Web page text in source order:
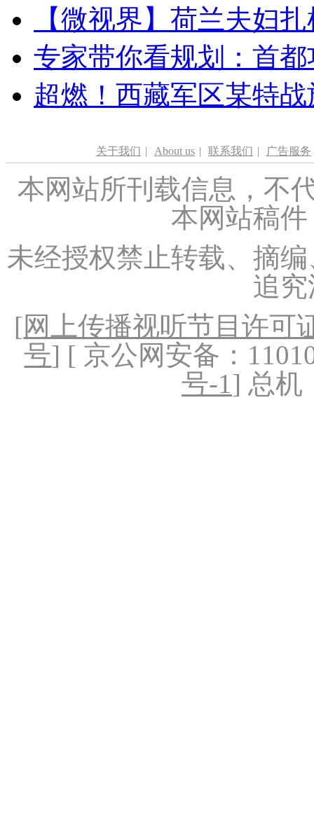
【微视界】荷兰夫妇
专家带你看规划：首
超燃！西藏军区某特
关于我们 | About us | 联系我们 | 广告服务
本网站所刊载信息，不
本网站稿
未经授权禁止转载、摘
追
[网上传播视听节目许可
号] [ 京公网安备：
号-1] 总机